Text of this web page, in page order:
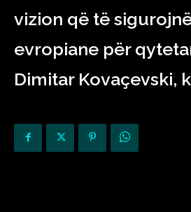
vizion që të
evropiane për
Dimitar Kovaçevski,